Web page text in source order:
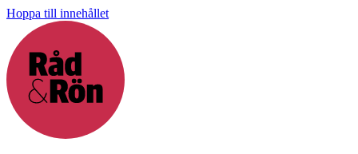
Hoppa till innehållet